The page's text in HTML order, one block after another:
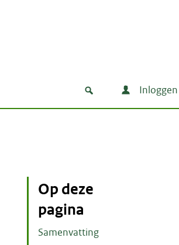
Inloggen
Op deze
pagina
Samenvatting